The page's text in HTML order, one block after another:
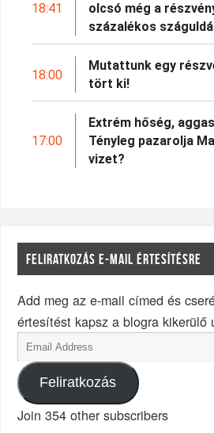
18:41
olcsó még a
százalékos
18:00
Mutattunk egy
tört ki!
17:00
Extrém hőség,
Tényleg pazarolja
vizet?
FELIRATKOZÁS E-MAIL ÉRTESÍTÉSRE
Add meg az e-mail címed és
értesítést kapsz a blogra kikerülő
Feliratkozás
Join 354 other subscribers